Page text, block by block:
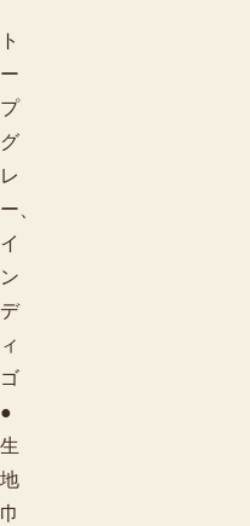
ト
ー
プ
グ
レ
ー、
イ
ン
デ
ィ
ゴ
●
生
地
巾